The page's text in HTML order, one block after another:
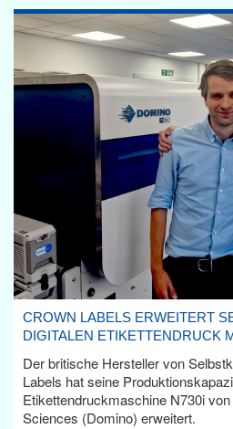
CROWN LABELS ERWEITERT
DIGITALEN ETIKETTENDRUCK
Der britische Hersteller von
Labels hat seine
Etikettendruckmaschine N730i
Sciences (Domino) erweitert.